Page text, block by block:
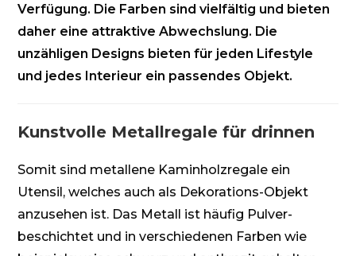
Verfügung. Die Farben sind vielfältig und bieten
daher eine attraktive Abwechslung. Die
unzähligen Designs bieten für jeden Lifestyle
und jedes Interieur ein passendes Objekt.
Kunstvolle Metallregale für drinnen
Somit sind metallene Kaminholzregale ein
Utensil, welches auch als Dekorations-Objekt
anzusehen ist. Das Metall ist häufig Pulver-
beschichtet und in verschiedenen Farben wie